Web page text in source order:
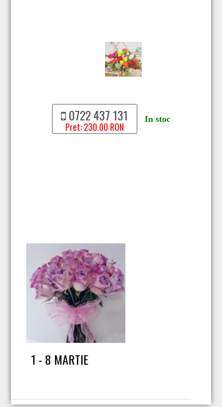
0722 437 131
Pret: 230.00 RON
In stoc
1 - 8 MARTIE